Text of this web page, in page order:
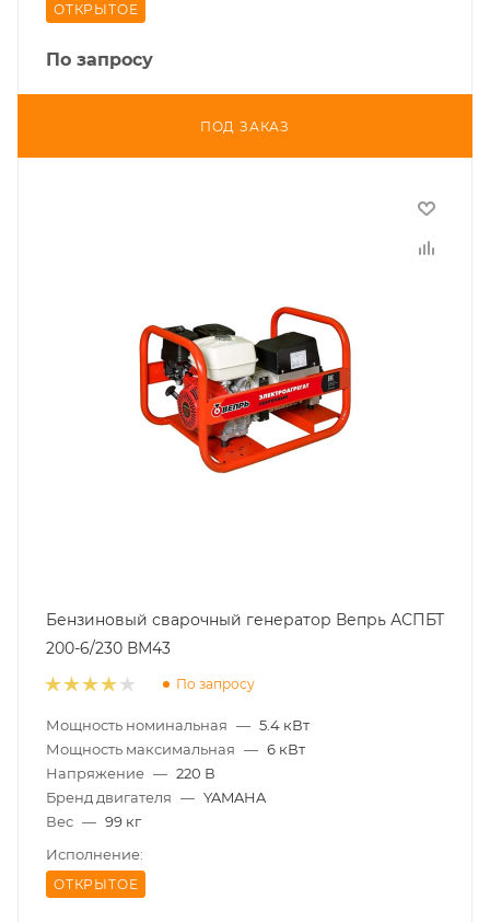
ОТКРЫТОЕ
По запросу
ПОД ЗАКАЗ
Бензиновый сварочный генератор Вепрь АСПБТ
200-6/230 ВМ43
По запросу
Мощность номинальная — 5.4 кВт
Мощность максимальная — 6 кВт
Напряжение — 220 В
Бренд двигателя — YAMAHA
Вес — 99 кг
Исполнение:
ОТКРЫТОЕ